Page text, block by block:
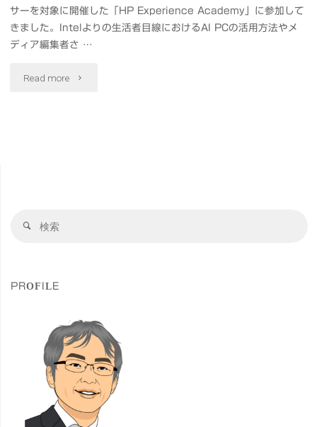
サーを対象に開催した「HP Experience Academy」に参加して
きました。Intelよりの生活者目線におけるAI PCの活用方法やメ
ディア編集者さ …
Read more
PC
の
実
践
検
PROFILE